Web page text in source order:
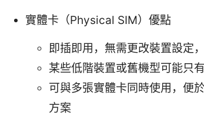
實體卡（Physical SIM）優點
即插即用，無需更改裝置設定
某些低階裝置或舊機型可能只
可與多張實體卡同時使用，便
方案